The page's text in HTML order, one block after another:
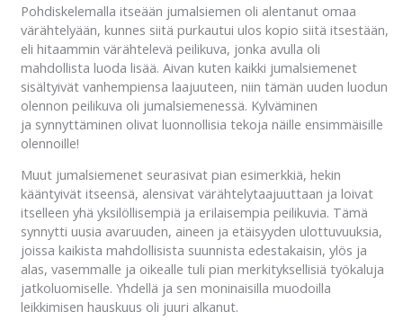
Pohdiskelemalla itseään jumalsiemen oli alentanut omaa
värähtelyään, kunnes siitä purkautui ulos kopio siitä itsestään,
eli hitaammin värähtelevä peilikuva, jonka avulla oli
mahdollista luoda lisää. Aivan kuten kaikki jumalsiemenet
sisältyivät vanhempiensa laajuuteen, niin tämän uuden luodun
olennon peilikuva oli jumalsiemenessä. Kylväminen
ja synnyttäminen olivat luonnollisia tekoja näille ensimmäisille
olennoille!
Muut jumalsiemenet seurasivat pian esimerkkiä, hekin
kääntyivät itseensä, alensivat värähtelytaajuuttaan ja loivat
itselleen yhä yksilöllisempiä ja erilaisempia peilikuvia. Tämä
synnytti uusia avaruuden, aineen ja etäisyyden ulottuvuuksia,
joissa kaikista mahdollisista suunnista edestakaisin, ylös ja
alas, vasemmalle ja oikealle tuli pian merkityksellisiä työkaluja
jatkoluomiselle. Yhdellä ja sen moninaisilla muodoilla
leikkimisen hauskuus oli juuri alkanut.